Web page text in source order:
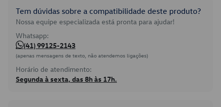
Tem dúvidas sobre a compatibilidade deste produto?
Nossa equipe especializada está pronta para ajudar!
Whatsapp:
(41) 99125-2143
(apenas mensagens de texto, não atendemos ligações)
Horário de atendimento:
Segunda à sexta, das 8h às 17h.